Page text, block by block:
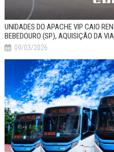
UNIDADES DO APACHE VIP CAIO
BEBEDOURO (SP), AQUISIÇÃO DA
09/03/2026